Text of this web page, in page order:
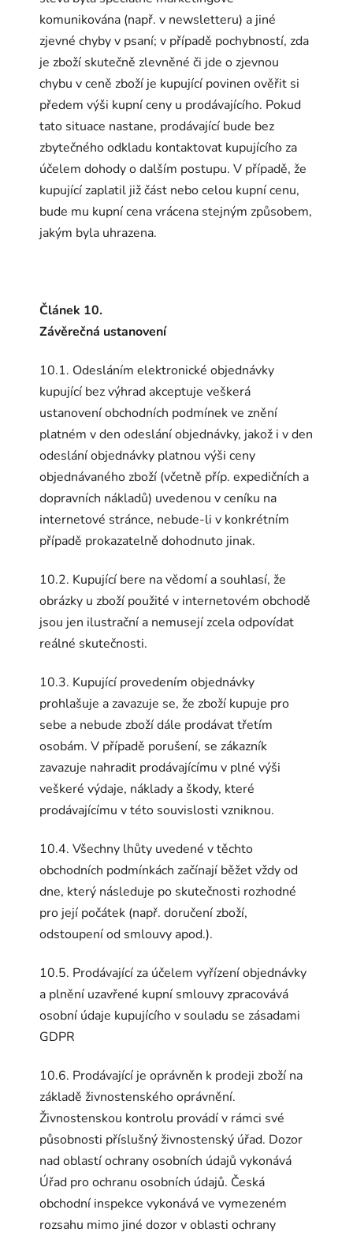
komunikována (např. v newsletteru) a jiné
zjevné chyby v psaní; v případě pochybností, zda
je zboží skutečně zlevněné či jde o zjevnou
chybu v ceně zboží je kupující povinen ověřit si
předem výši kupní ceny u prodávajícího. Pokud
tato situace nastane, prodávající bude bez
zbytečného odkladu kontaktovat kupujícího za
účelem dohody o dalším postupu. V případě, že
kupující zaplatil již část nebo celou kupní cenu,
bude mu kupní cena vrácena stejným způsobem,
jakým byla uhrazena.
Článek 10.
Závěrečná ustanovení
10.1. Odesláním elektronické objednávky
kupující bez výhrad akceptuje veškerá
ustanovení obchodních podmínek ve znění
platném v den odeslání objednávky, jakož i v den
odeslání objednávky platnou výši ceny
objednávaného zboží (včetně příp. expedičních a
dopravních nákladů) uvedenou v ceníku na
internetové stránce, nebude-li v konkrétním
případě prokazatelně dohodnuto jinak.
10.2. Kupující bere na vědomí a souhlasí, že
obrázky u zboží použité v internetovém obchodě
jsou jen ilustrační a nemusejí zcela odpovídat
reálné skutečnosti.
10.3. Kupující provedením objednávky
prohlašuje a zavazuje se, že zboží kupuje pro
sebe a nebude zboží dále prodávat třetím
osobám. V případě porušení, se zákazník
zavazuje nahradit prodávajícímu v plné výši
veškeré výdaje, náklady a škody, které
prodávajícímu v této souvislosti vzniknou.
10.4. Všechny lhůty uvedené v těchto
obchodních podmínkách začínají běžet vždy od
dne, který následuje po skutečnosti rozhodné
pro její počátek (např. doručení zboží,
odstoupení od smlouvy apod.).
10.5. Prodávající za účelem vyřízení objednávky
a plnění uzavřené kupní smlouvy zpracovává
osobní údaje kupujícího v souladu se zásadami
GDPR
10.6. Prodávající je oprávněn k prodeji zboží na
základě živnostenského oprávnění.
Živnostenskou kontrolu provádí v rámci své
působnosti příslušný živnostenský úřad. Dozor
nad oblastí ochrany osobních údajů vykonává
Úřad pro ochranu osobních údajů. Česká
obchodní inspekce vykonává ve vymezeném
rozsahu mimo jiné dozor v oblasti ochrany